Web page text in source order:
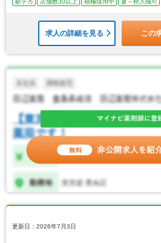
駅チカ
店舗数30以上 積極採用中 夏～秋入職可
求人の詳細を見る この
更新日：2026年7月3日